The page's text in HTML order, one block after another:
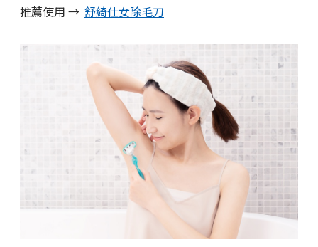
推薦使用 → 舒綺仕女除毛刀